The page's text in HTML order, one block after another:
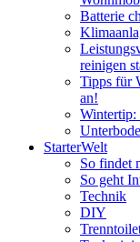
Batterie
reinigen
Tipps für
an!
Wintertip:
StarterWelt
So findet
So geht
Technik
DIY